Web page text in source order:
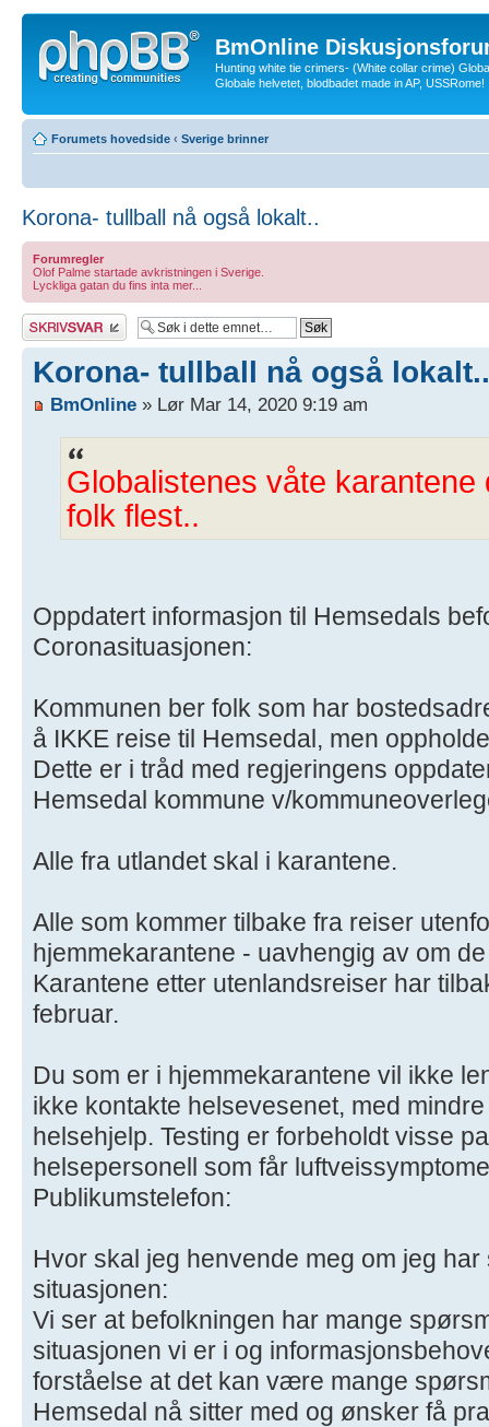
BmOnline
Hunting white tie crimers- (White collar crime)
Globale helvetet, blodbadet made in AP, USSRome!
Forumets hovedside ‹ Sverige brinner
Korona- tullball nå også lokalt..
Forumregler
Olof Palme startade avkristningen i Sverige.
Lyckliga gatan du fins inta mer...
Skriv et svar
Korona- tullball nå også lokalt..
BmOnline » Lør Mar 14, 2020 9:19 am
Globalistenes våte
folk flest..
Oppdatert informasjon til Hemsedals
Coronasituasjonen:
Kommunen ber folk som har
å IKKE reise til Hemsedal, men
Dette er i tråd med regjeringens
Hemsedal kommune v/
Alle fra utlandet skal i karantene.
Alle som kommer tilbake fra reiser
hjemmekarantene - uavhengig av om
Karantene etter utenlandsreiser har
februar.
Du som er i hjemmekarantene vil ikke
ikke kontakte helsevesenet, med
helsehjelp. Testing er forbeholdt visse
helsepersonell som får
Publikumstelefon:
Hvor skal jeg henvende meg om jeg
situasjonen:
Vi ser at befolkningen har mange
situasjonen vi er i og
forståelse at det kan være mange
Hemsedal nå sitter med og ønsker få